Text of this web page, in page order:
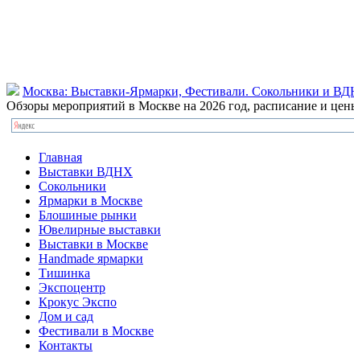
Москва: Выставки-Ярмарки, Фестивали. Сокольники и
Обзоры мероприятий в Москве на 2026 год, расписание и
Главная
Выставки ВДНХ
Сокольники
Ярмарки в Москве
Блошиные рынки
Ювелирные выставки
Выставки в Москве
Handmade ярмарки
Тишинка
Экспоцентр
Крокус Экспо
Дом и сад
Фестивали в Москве
Контакты